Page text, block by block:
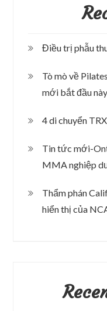
Điều trị phẫu
Tò mò về
mới bắt đầu này
4 di chuyển
Tin tức mới-
MMA nghiệp
Thẩm phán
hiển thị của